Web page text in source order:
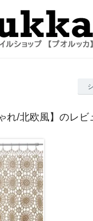
れ/北欧風】のレビ